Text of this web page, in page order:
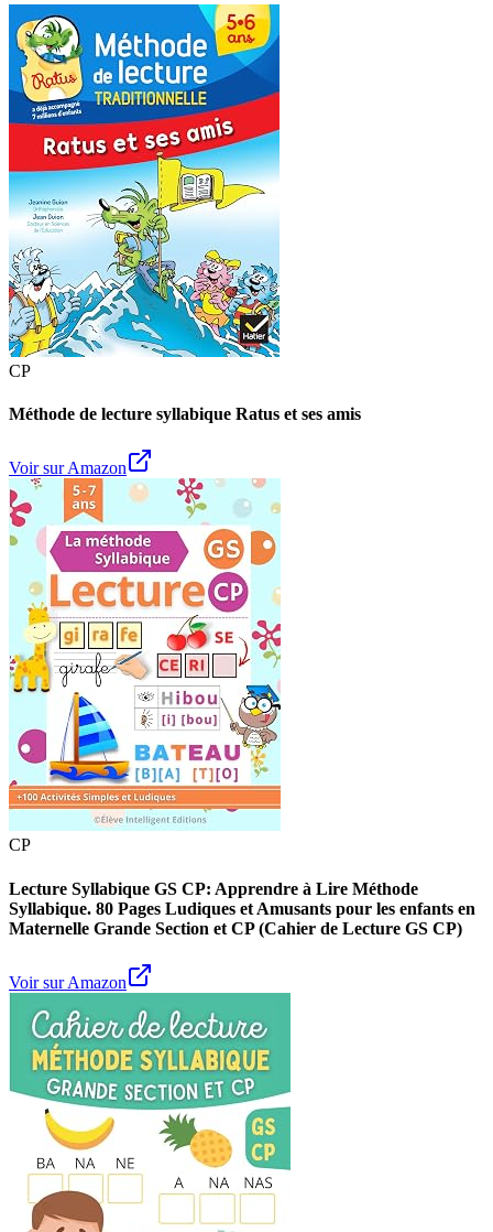
CP
Méthode de lecture syllabique Ratus et ses amis
Voir sur Amazon
CP
Lecture Syllabique GS CP: Apprendre à Lire Méthode
Syllabique. 80 Pages Ludiques et Amusants pour les enfants en
Maternelle Grande Section et CP (Cahier de Lecture GS CP)
Voir sur Amazon